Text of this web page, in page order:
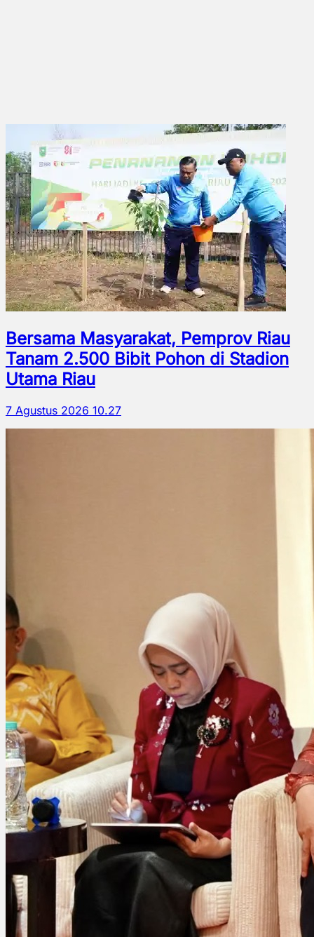
Bersama Masyarakat, Pemprov Riau
Tanam 2.500 Bibit Pohon di Stadion
Utama Riau
7 Agustus 2026 10.27